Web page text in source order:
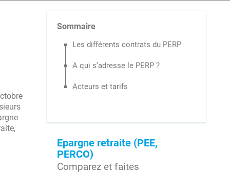
Sommaire
Les différents contrats du PERP
A qui s’adresse le PERP ?
Acteurs et tarifs
Epargne retraite (PEE,
PERCO)
Comparez et faites